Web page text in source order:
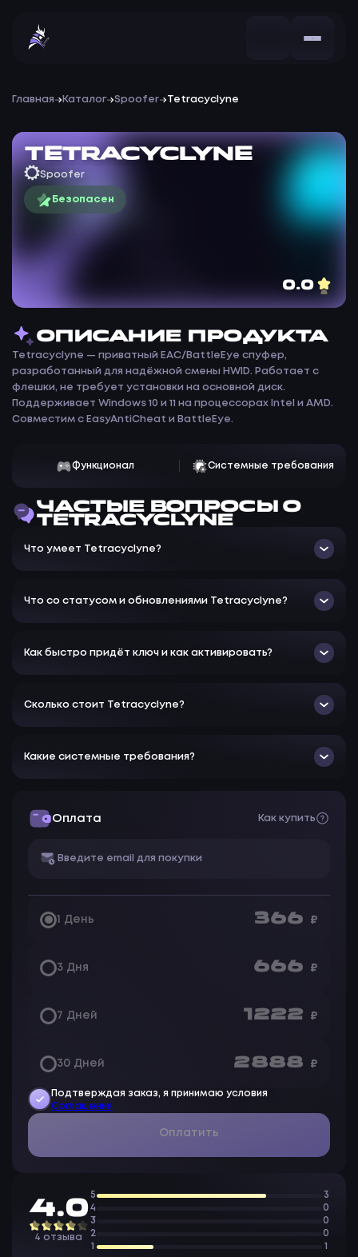
Главная Каталог Spoofer Tetracyclyne
Tetracyclyne
Spoofer
Безопасен
0.0
ОПИСАНИЕ ПРОДУКТА
Tetracyclyne — приватный EAC/BattleEye спуфер,
разработанный для надёжной смены HWID. Работает с
флешки, не требует установки на основной диск.
Поддерживает Windows 10 и 11 на процессорах Intel и AMD.
Совместим с EasyAntiCheat и BattleEye.
Функционал Системные требования
ЧАСТЫЕ ВОПРОСЫ О
TETRACYCLYNE
Что умеет Tetracyclyne?
Что со статусом и обновлениями Tetracyclyne?
Как быстро придёт ключ и как активировать?
Сколько стоит Tetracyclyne?
Какие системные требования?
Оплата Как купить
1 День 366 ₽
3 Дня 666 ₽
7 Дней 1 222 ₽
30 Дней 2 888 ₽
Подтверждая заказ, я принимаю условия
Соглашения
Оплатить
4.0
4 отзыва
5
3
4
0
3
0
2
0
1
1